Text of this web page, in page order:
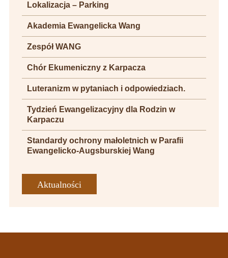
Lokalizacja – Parking
Akademia Ewangelicka Wang
Zespół WANG
Chór Ekumeniczny z Karpacza
Luteranizm w pytaniach i odpowiedziach.
Tydzień Ewangelizacyjny dla Rodzin w
Karpaczu
Standardy ochrony małoletnich w Parafii
Ewangelicko-Augsburskiej Wang
Aktualności